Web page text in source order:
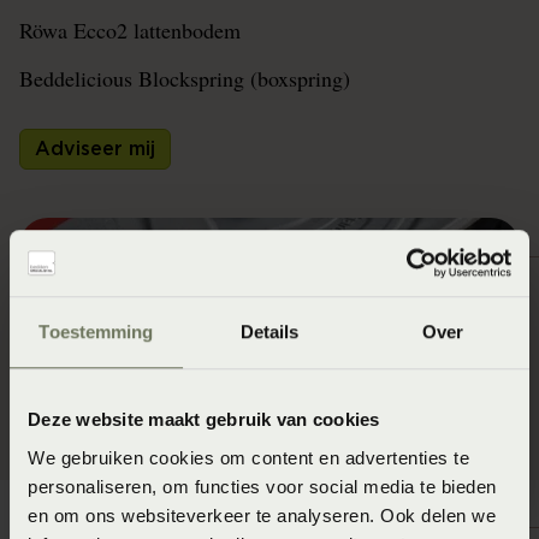
Toestemming Details Over
Deze website maakt gebruik van cookies
We gebruiken cookies om content en advertenties te
personaliseren, om functies voor social media te bieden
en om ons websiteverkeer te analyseren. Ook delen we
Röwa Ecco2 lattenbodem
Beddelicious Blockspring (boxspring)
Adviseer mij